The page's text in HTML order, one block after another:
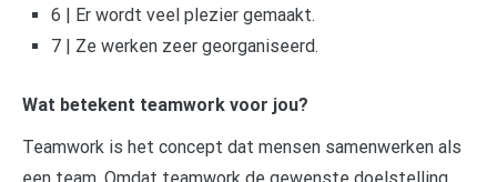
6 | Er wordt veel plezier gemaakt.
7 | Ze werken zeer georganiseerd.
Wat betekent teamwork voor jou?
Teamwork is het concept dat mensen samenwerken als